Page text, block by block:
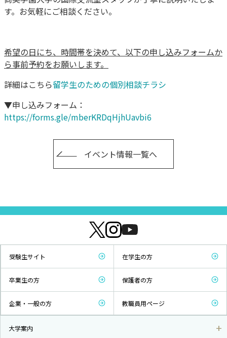
す。お気軽にご相談ください。
希望の日にち、時間帯を決めて、以下の申し込みフォームか
ら事前予約をお願いします。
詳細はこちら留学生のための個別相談チラシ
▼申し込みフォーム：
https://forms.gle/mberKRDqHjhUavbi6
イベント情報一覧へ
受験生サイト 在学生の方
卒業生の方 保護者の方
企業・一般の方 教職員用ページ
大学案内